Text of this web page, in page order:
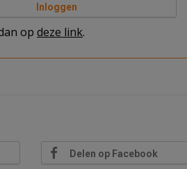
Inloggen
op deze link.
Delen op Facebook